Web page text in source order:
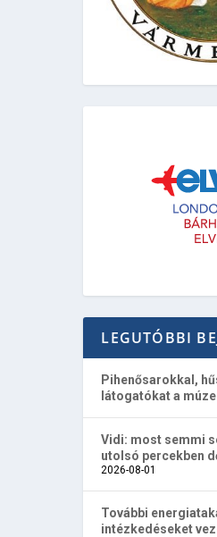
LEGUTÓBBI
Pihenősarokkal,
látogatókat a
Vidi: most semmi
utolsó percekben
2026-08-01
További
intézkedéseket